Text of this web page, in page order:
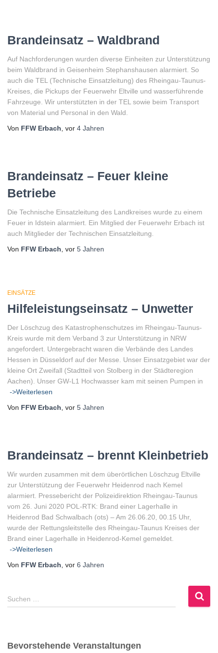
Brandeinsatz – Waldbrand
Auf Nachforderungen wurden diverse Einheiten zur Unterstützung
beim Waldbrand in Geisenheim Stephanshausen alarmiert. So
auch die TEL (Technische Einsatzleitung) des Rheingau-Taunus-
Kreises, die Pickups der Feuerwehr Eltville und wasserführende
Fahrzeuge. Wir unterstützten in der TEL sowie beim Transport
von Material und Personal in den Wald.
Von FFW Erbach , vor 4 Jahren
Brandeinsatz – Feuer kleine
Betriebe
Die Technische Einsatzleitung des Landkreises wurde zu einem
Feuer in Idstein alarmiert. Ein Mitglied der Feuerwehr Erbach ist
auch Mitglieder der Technischen Einsatzleitung.
Von FFW Erbach , vor 5 Jahren
EINSÄTZE
Hilfeleistungseinsatz – Unwetter
Der Löschzug des Katastrophenschutzes im Rheingau-Taunus-
Kreis wurde mit dem Verband 3 zur Unterstützung in NRW
angefordert. Untergebracht waren die Verbände des Landes
Hessen in Düsseldorf auf der Messe. Unser Einsatzgebiet war der
kleine Ort Zweifall (Stadtteil von Stolberg in der Städteregion
Aachen). Unser GW-L1 Hochwasser kam mit seinen Pumpen in
->Weiterlesen
Von FFW Erbach , vor 5 Jahren
Brandeinsatz – brennt Kleinbetrieb
Wir wurden zusammen mit dem überörtlichen Löschzug Eltville
zur Unterstützung der Feuerwehr Heidenrod nach Kemel
alarmiert. Pressebericht der Polizeidirektion Rheingau-Taunus
vom 26. Juni 2020 POL-RTK: Brand einer Lagerhalle in
Heidenrod Bad Schwalbach (ots) – Am 26.06.20, 00.15 Uhr,
wurde der Rettungsleitstelle des Rheingau-Taunus Kreises der
Brand einer Lagerhalle in Heidenrod-Kemel gemeldet.
->Weiterlesen
Von FFW Erbach , vor 6 Jahren
S
u
n
Suchen …
Bevorstehende Veranstaltungen